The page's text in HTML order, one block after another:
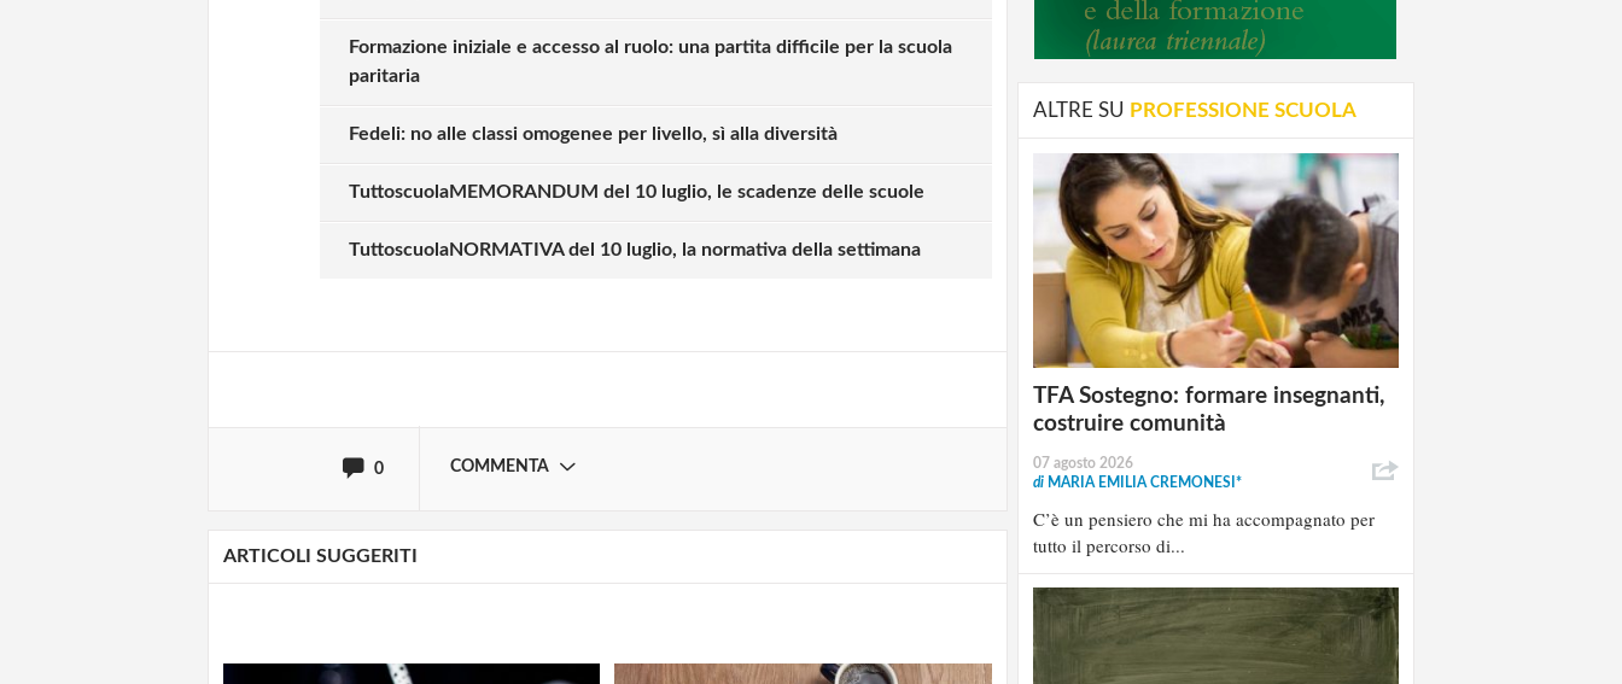
Formazione iniziale e accesso al ruolo: una partita difficile per la scuola
paritaria
Fedeli: no alle classi omogenee per livello, sì alla diversità
TuttoscuolaMEMORANDUM del 10 luglio, le scadenze delle scuole
TuttoscuolaNORMATIVA del 10 luglio, la normativa della settimana
0 COMMENTA
Solo gli utenti registrati possono commentare!
ARTICOLI SUGGERITI
ALTRE SU PROFESSIONE SCUOLA
TFA Sostegno: formare insegnanti,
costruire comunità
07 agosto 2026
di MARIA EMILIA CREMONESI*
C’è un pensiero che mi ha accompagnato per
tutto il percorso di...